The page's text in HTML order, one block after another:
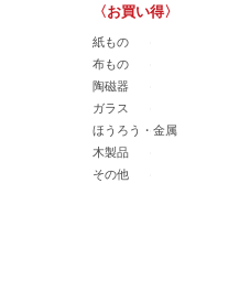
〈お買い得〉
紙もの
布もの
陶磁器
ガラス
ほうろう・金属
木製品
その他